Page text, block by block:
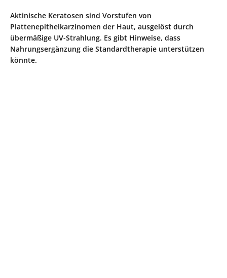
Aktinische Keratosen sind Vorstufen von
Plattenepithelkarzinomen der Haut, ausgelöst durch
übermäßige UV-Strahlung. Es gibt Hinweise, dass
Nahrungsergänzung die Standardtherapie unterstützen
könnte.